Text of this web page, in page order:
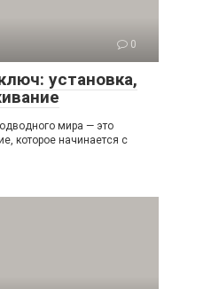
0
установка,
мира — это
которое начинается с